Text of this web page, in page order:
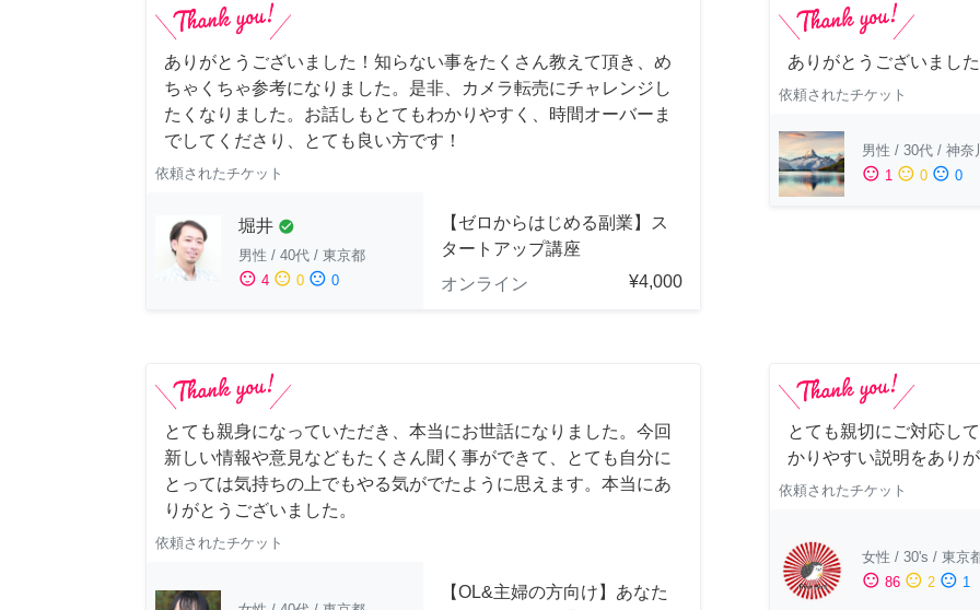
ありがとうございました！知らない事をたくさん教えて頂き、め
ちゃくちゃ参考になりました。是非、カメラ転売にチャレンジし
たくなりました。お話しもとてもわかりやすく、時間オーバーま
でしてくださり、とても良い方です！
依頼されたチケット
堀井 check_circle
男性 / 40代 / 東京都
sentiment_satisfied 4 sentiment_neutral 0 sentiment_dissatisfied 0
【ゼロからはじめる副業】ス
タートアップ講座
オンライン
¥4,000
ありがとうございました
依頼されたチケット
男性 / 30代 / 神奈
sentiment_satisfied 1 sentiment_neutral 0 sentiment_dissatisfied 0
とても親身になっていただき、本当にお世話になりました。今回
新しい情報や意見などもたくさん聞く事ができて、とても自分に
とっては気持ちの上でもやる気がでたように思えます。本当にあ
りがとうございました。
依頼されたチケット
【OL&主婦の方向け】あなた
とても親切にご対応し
かりやすい説明をあり
依頼されたチケット
女性 / 30's / 東京
sentiment_satisfied 86 sentiment_neutral 2 sentiment_dissatisfied 1